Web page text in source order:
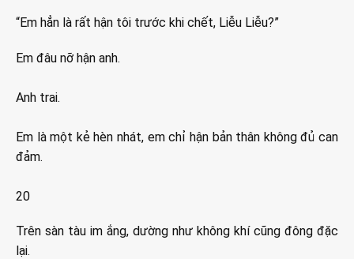
“Em hẳn là rất hận tôi trước khi chết, Liễu Liễu?”
Em đâu nỡ hận anh.
Anh trai.
Em là một kẻ hèn nhát, em chỉ hận bản thân không đủ can
đảm.
20
Trên sàn tàu im ắng, dường như không khí cũng đông đặc
lại.